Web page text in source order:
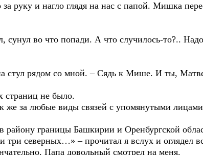
и нагло глядя на нас с папой. Мишка
во что попади. А что случилось-то?..
рядом со мной. – Сядь к Мише. И ты,
не было.
за любые виды связей с упомянутыми
границы Башкирии и Оренбургской
три северных…» – прочитал я вслух и оглядел
Папа довольный смотрел на меня.